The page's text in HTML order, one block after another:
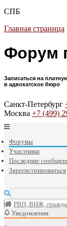
СПБ
Главная страница
Форум
Записаться на
в адвокатское бюро
Санкт-Петербург
Москва +7 (499)
Форумы
Участники
Последние
Зарегистрироваться
РВП, ВНЖ,
Уведомления